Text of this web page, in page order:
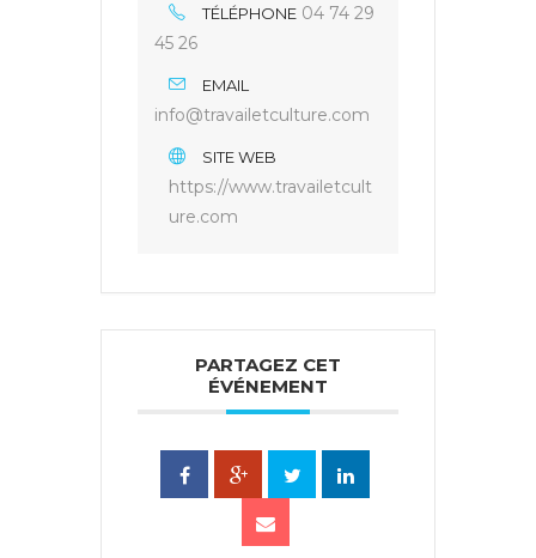
TÉLÉPHONE 04 74 29
45 26
EMAIL
info@travailetculture.com
SITE WEB
https://www.travailetcult
ure.com
PARTAGEZ CET
ÉVÉNEMENT